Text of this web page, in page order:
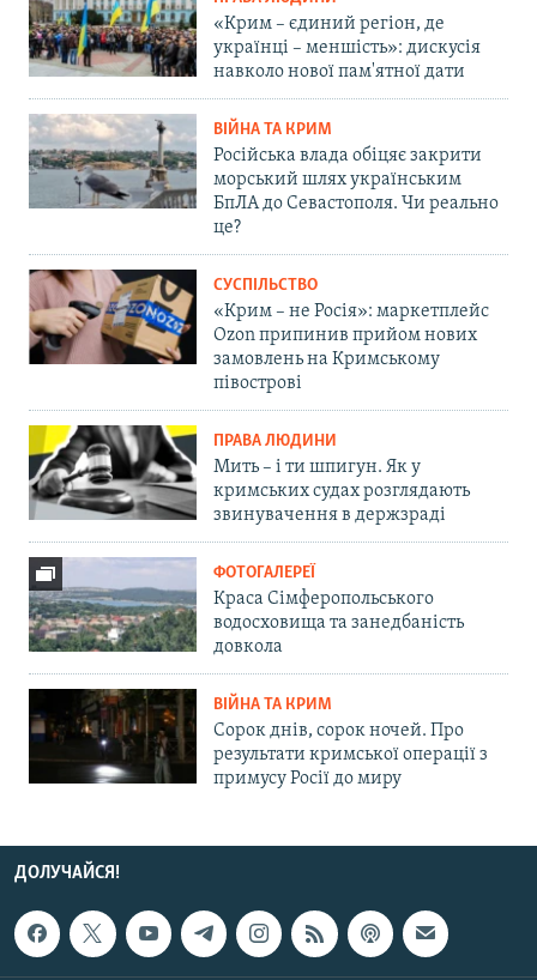
«Крим – єдиний регіон, де
українці – меншість»: дискусія
навколо нової пам'ятної дати
ВІЙНА ТА КРИМ
Російська влада обіцяє закрити
морський шлях українським
БпЛА до Севастополя. Чи реально
це?
СУСПІЛЬСТВО
«Крим – не Росія»: маркетплейс
Ozon припинив прийом нових
замовлень на Кримському
півострові
ПРАВА ЛЮДИНИ
Мить – і ти шпигун. Як у
кримських судах розглядають
звинувачення в держзраді
ФОТОГАЛЕРЕЇ
Краса Сімферопольського
водосховища та занедбаність
довкола
ВІЙНА ТА КРИМ
Сорок днів, сорок ночей. Про
результати кримської операції з
примусу Росії до миру
ДОЛУЧАЙСЯ!